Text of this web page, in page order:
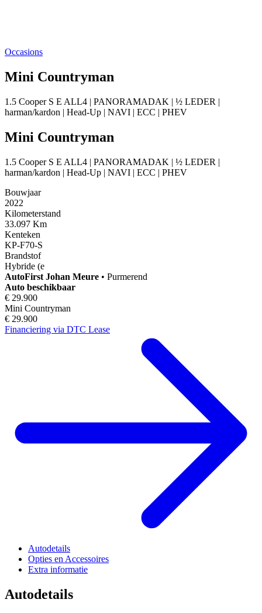
Occasions
Mini Countryman
1.5 Cooper S E ALL4 | PANORAMADAK | ½ LEDER |
harman/kardon | Head-Up | NAVI | ECC | PHEV
Mini Countryman
1.5 Cooper S E ALL4 | PANORAMADAK | ½ LEDER |
harman/kardon | Head-Up | NAVI | ECC | PHEV
Bouwjaar
2022
Kilometerstand
33.097 Km
Kenteken
KP-F70-S
Brandstof
Hybride (e
AutoFirst Johan Meure • Purmerend
Auto beschikbaar
€ 29.900
Mini Countryman
€ 29.900
Financiering via DTC Lease
Autodetails
Opties en Accessoires
Extra informatie
Autodetails